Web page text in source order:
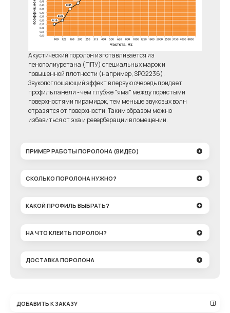
Акустический поролон изготавливается из
пенополиуретана (ППУ) специальных марок и
повышенной плотности (например, SPG2236).
Звукопоглощающий эффект в первую очередь придает
профиль панели - чем глубже "яма" между пористыми
поверхностями пирамидок, тем меньше звуковых волн
отразятся от поверхности. Таким образом можно
избавиться от эха и реверберации в помещении.
ПРИМЕР РАБОТЫ ПОРОЛОНА (ВИДЕО)
СКОЛЬКО ПОРОЛОНА НУЖНО?
КАКОЙ ПРОФИЛЬ ВЫБРАТЬ?
НА ЧТО КЛЕИТЬ ПОРОЛОН?
ДОСТАВКА ПОРОЛОНА
ДОБАВИТЬ К ЗАКАЗУ